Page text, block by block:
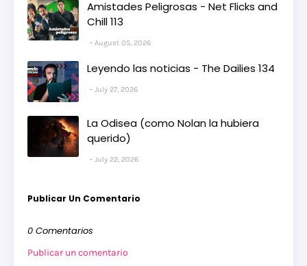
Amistades Peligrosas - Net Flicks and
Chill 113
August 05, 2026
Leyendo las noticias - The Dailies 134
July 27, 2026
La Odisea (como Nolan la hubiera
querido)
July 22, 2026
Publicar Un Comentario
0 Comentarios
Publicar un comentario